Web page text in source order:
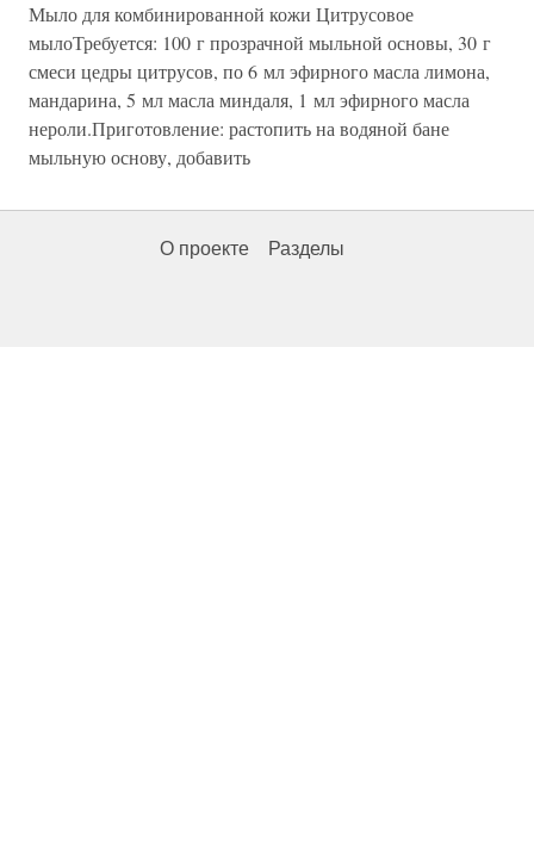
Мыло для комбинированной кожи Цитрусовое
мылоТребуется: 100 г прозрачной мыльной основы, 30 г
смеси цедры цитрусов, по 6 мл эфирного масла лимона,
мандарина, 5 мл масла миндаля, 1 мл эфирного масла
нероли.Приготовление: растопить на водяной бане
мыльную основу, добавить
О проекте Разделы